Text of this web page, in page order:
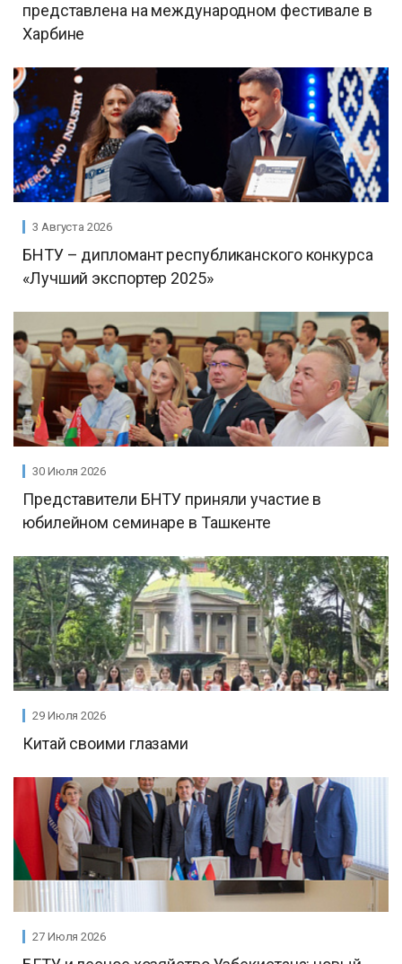
представлена на международном фестивале в
Харбине
3 Августа 2026
БНТУ – дипломант республиканского конкурса
«Лучший экспортер 2025»
30 Июля 2026
Представители БНТУ приняли участие в
юбилейном семинаре в Ташкенте
29 Июля 2026
Китай своими глазами
27 Июля 2026